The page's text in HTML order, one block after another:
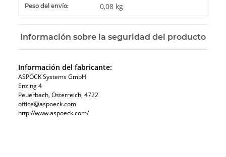
#productDetails.itemInformation#
#productDetails.itemValue#
Peso del envío: 0,08 kg
Información sobre la seguridad del producto
Información del fabricante:
ASPÖCK Systems GmbH
Enzing 4
Peuerbach, Österreich, 4722
office@aspoeck.com
http://www.aspoeck.com/